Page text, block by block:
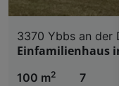
3370 Ybbs an der
Einfamilienhaus
100 m2
7